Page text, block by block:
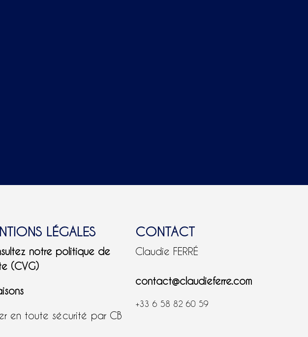
LÉGALES
notre politique de
(CVG)
en toute sécurité par CB
CONTACT
Claudie FERRÉ
contact@claudieferre.com
+33 6 58 82 60 59